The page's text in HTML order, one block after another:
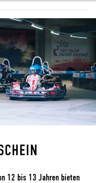
12 bis 13 Jahren bieten